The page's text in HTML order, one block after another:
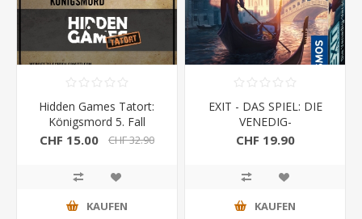
Hidden Games Tatort:
Königsmord 5. Fall
CHF 15.00 CHF 32.90
KAUFEN
EXIT - DAS SPIEL: DIE
VENEDIG-
VERSCHWÖRUNG
CHF 19.90
KAUFEN